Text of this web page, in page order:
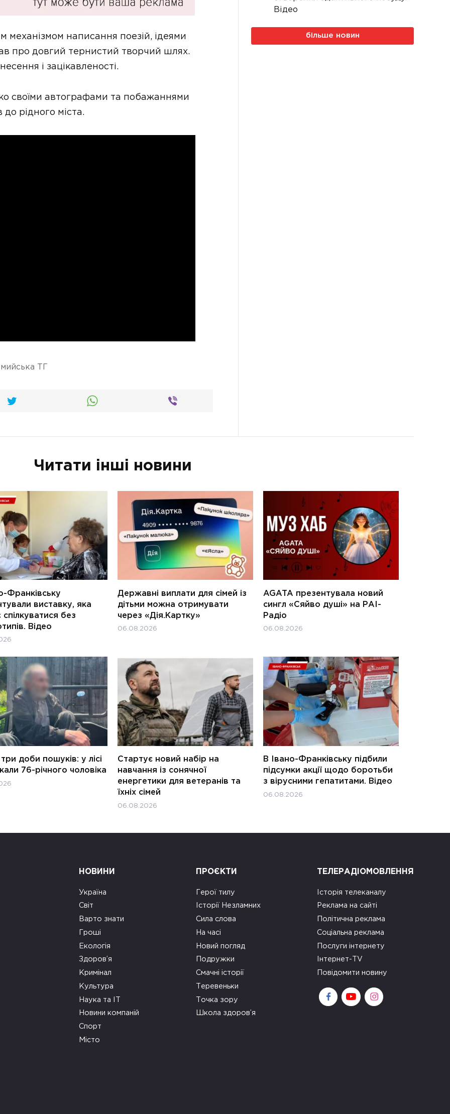
написання поезій, ідеями
про довгий тернистий творчий шлях.
і зацікавленості.
своїми автографами та побажаннями
рідного міста.
ТГ
Відео
більше новин
Читати інші новини
Франківську
виставку, яка
спілкуватися без
Відео
Державні виплати для сімей із
дітьми можна отримувати
через «Дія.Картку»
06.08.2026
AGATA презентувала новий
сингл «Сяйво душі» на РАІ-
Радіо
06.08.2026
доби пошуків: у лісі
76-річного чоловіка
Стартує новий набір на
навчання із сонячної
енергетики для ветеранів та
їхніх сімей
06.08.2026
В Івано-Франківську підбили
підсумки акції щодо боротьби
з вірусними гепатитами. Відео
06.08.2026
НОВИНИ
Україна
Світ
Варто знати
Гроші
Екологія
Здоров’я
Кримінал
Культура
Наука та ІТ
Новини компаній
Спорт
Місто
ПРОЄКТИ
Герої тилу
Історії Незламних
Сила слова
На часі
Новий погляд
Подружки
Смачні історії
Теревеньки
Точка зору
Школа здоров’я
ТЕЛЕРАДІОМОВЛЕННЯ
Історія телеканалу
Реклама на сайті
Політична реклама
Соціальна реклама
Послуги інтернету
Інтернет-TV
Повідомити новину